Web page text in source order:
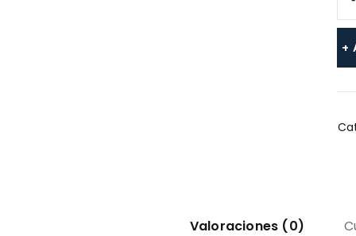
Valoraciones (0)